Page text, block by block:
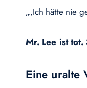
„‚Ich hätte nie
Mr. Lee ist
Eine uralte